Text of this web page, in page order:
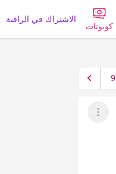
كوبونات
الاشتراك في الراقية
9
عرض القائمة